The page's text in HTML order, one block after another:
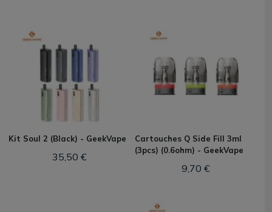
Kit Soul 2 (Black) - GeekVape
35,50 €
Cartouches Q Side Fill 3ml
(3pcs) (0.6ohm) - GeekVape
9,70 €